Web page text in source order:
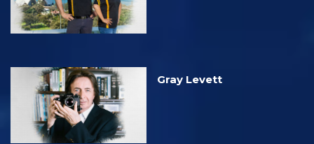
Gray Levett